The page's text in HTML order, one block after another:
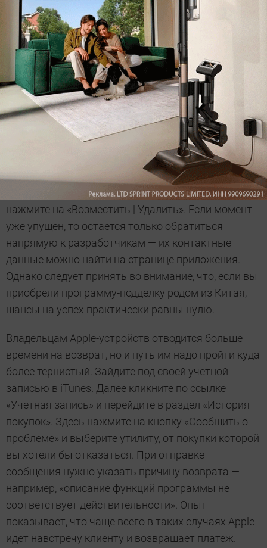
Следуя нескольким простым рекомендациям, вы
сможете не только помешать мошенникам
безнаказанно списывать деньги с вашего счета, но
и исправить последствия необдуманных покупок.
Если вы пожалели о том, что купили приложение,
его можно «вернуть в магазин» и получить платеж
обратно. Пользователям ОС Android придется
проявить расторопность: возврат возможен лишь
в первые 15 минут после покупки. Для этого
зайдите в Play Store и откройте пункт меню «Мои
приложения». Найдите нужную программу и
нажмите на «Возместить | Удалить». Если момент
уже упущен, то остается только обратиться
напрямую к разработчикам — их контактные
данные можно найти на странице приложения.
Однако следует принять во внимание, что, если вы
приобрели программу-подделку родом из Китая,
шансы на успех практически равны нулю.
Владельцам Apple-устройств отводится больше
времени на возврат, но и путь им надо пройти куда
более тернистый. Зайдите под своей учетной
записью в iTunes. Далее кликните по ссылке
«Учетная запись» и перейдите в раздел «История
покупок». Здесь нажмите на кнопку «Сообщить о
проблеме» и выберите утилиту, от покупки которой
вы хотели бы отказаться. При отправке
сообщения нужно указать причину возврата —
например, «описание функций программы не
соответствует действительности». Опыт
показывает, что чаще всего в таких случаях Apple
идет навстречу клиенту и возвращает платеж.